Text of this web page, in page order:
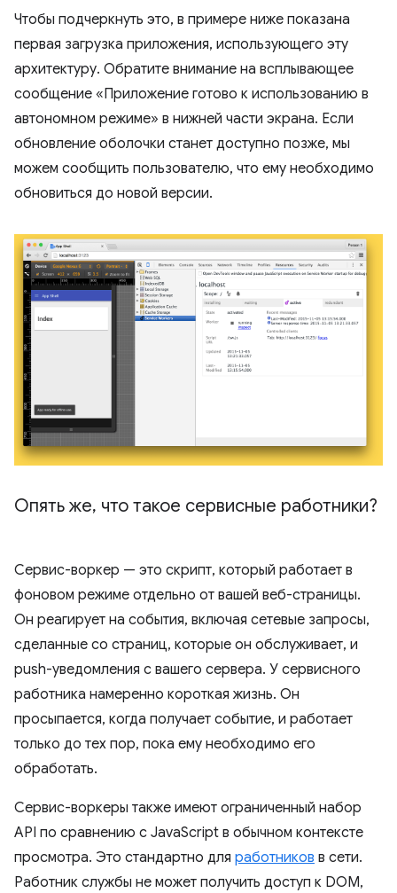
Чтобы подчеркнуть это, в примере ниже показана
первая загрузка приложения, использующего эту
архитектуру. Обратите внимание на всплывающее
сообщение «Приложение готово к использованию в
автономном режиме» в нижней части экрана. Если
обновление оболочки станет доступно позже, мы
можем сообщить пользователю, что ему необходимо
обновиться до новой версии.
Опять же, что такое сервисные работники?
Сервис-воркер — это скрипт, который работает в
фоновом режиме отдельно от вашей веб-страницы.
Он реагирует на события, включая сетевые запросы,
сделанные со страниц, которые он обслуживает, и
push-уведомления с вашего сервера. У сервисного
работника намеренно короткая жизнь. Он
просыпается, когда получает событие, и работает
только до тех пор, пока ему необходимо его
обработать.
Сервис-воркеры также имеют ограниченный набор
API по сравнению с JavaScript в обычном контексте
просмотра. Это стандартно для работников в сети.
Работник службы не может получить доступ к DOM,